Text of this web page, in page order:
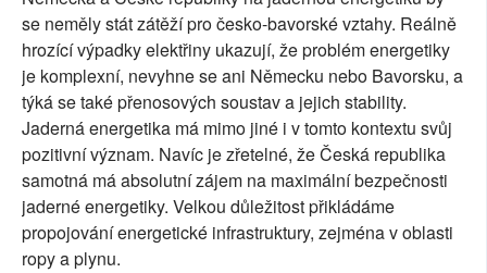
se neměly stát zátěží pro česko-bavorské vztahy. Reálně
hrozící výpadky elektřiny ukazují, že problém energetiky
je komplexní, nevyhne se ani Německu nebo Bavorsku, a
týká se také přenosových soustav a jejich stability.
Jaderná energetika má mimo jiné i v tomto kontextu svůj
pozitivní význam. Navíc je zřetelné, že Česká republika
samotná má absolutní zájem na maximální bezpečnosti
jaderné energetiky. Velkou důležitost přikládáme
propojování energetické infrastruktury, zejména v oblasti
ropy a plynu.